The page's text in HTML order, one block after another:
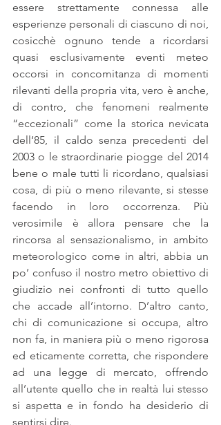
essere strettamente connessa alle
esperienze personali di ciascuno di noi,
cosicchè ognuno tende a ricordarsi
quasi esclusivamente eventi meteo
occorsi in concomitanza di momenti
rilevanti della propria vita, vero è anche,
di contro, che fenomeni realmente
“eccezionali” come la storica nevicata
dell‘85, il caldo senza precedenti del
2003 o le straordinarie piogge del 2014
bene o male tutti li ricordano, qualsiasi
cosa, di più o meno rilevante, si stesse
facendo in loro occorrenza. Più
verosimile è allora pensare che la
rincorsa al sensazionalismo, in ambito
meteorologico come in altri, abbia un
po’ confuso il nostro metro obiettivo di
giudizio nei confronti di tutto quello
che accade all’intorno. D’altro canto,
chi di comunicazione si occupa, altro
non fa, in maniera più o meno rigorosa
ed eticamente corretta, che rispondere
ad una legge di mercato, offrendo
all’utente quello che in realtà lui stesso
si aspetta e in fondo ha desiderio di
sentirsi dire.